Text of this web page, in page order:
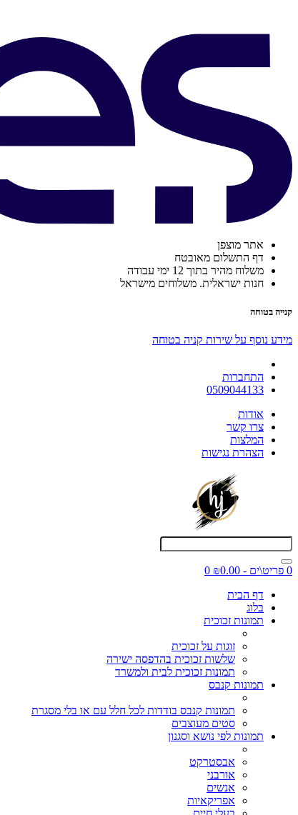
אתר מוצפן
דף התשלום מאובטח
משלוח מהיר בתוך 12 ימי עבודה
חנות ישראלית. משלוחים מישראל
קנייה בטוחה
מידע נוסף על שירות קניה בטוחה
התחברות
0509044133
אודות
צרו קשר
המלצות
הצהרת נגישות
0 פריט\ים - ₪0.00
0
דף הבית
בלוג
תמונות זכוכית
זוגות על זכוכית
שלשות זכוכית בהדפסה ישירה
תמונות זכוכית לבית ולמשרד
תמונות קנבס
תמונות קנבס בודדות לכל חלל עם או בלי מסגרת
סטים מעוצבים
תמונות לפי נושא וסגנון
אבסטרקט
אורבני
אנשים
אפריקאיות